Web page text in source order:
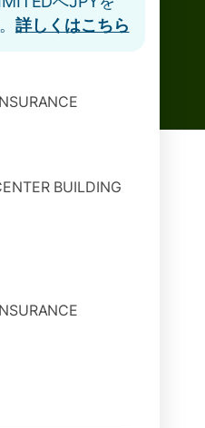
詳しくはこちら
BUILDING